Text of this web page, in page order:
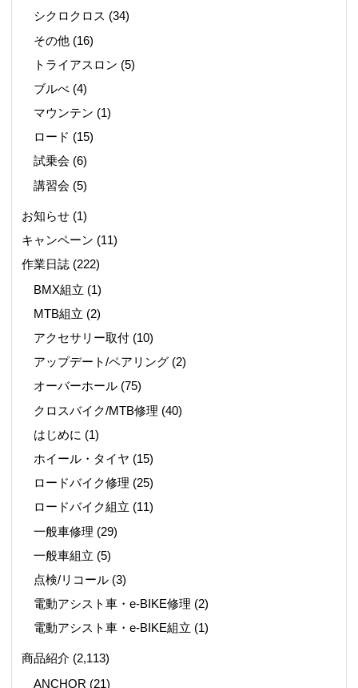
シクロクロス (34)
その他 (16)
トライアスロン (5)
ブルべ (4)
マウンテン (1)
ロード (15)
試乗会 (6)
講習会 (5)
お知らせ(1)
キャンペーン (11)
作業日誌(222)
BMX組立 (1)
MTB組立 (2)
アクセサリー取付 (10)
アップデート/ペアリング (2)
オーバーホール (75)
クロスバイク/MTB修理 (40)
はじめに (1)
ホイール・タイヤ (15)
ロードバイク修理 (25)
ロードバイク組立 (11)
一般車修理 (29)
一般車組立 (5)
点検/リコール (3)
電動アシスト車・e-BIKE修理 (2)
電動アシスト車・e-BIKE組立 (1)
商品紹介 (2,113)
ANCHOR (21)